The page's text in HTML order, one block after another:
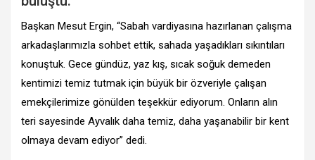
Başkan Mesut Ergin, “Sabah vardiyasına hazırlanan çalışma
arkadaşlarımızla sohbet ettik, sahada yaşadıkları sıkıntıları
konuştuk. Gece gündüz, yaz kış, sıcak soğuk demeden
kentimizi temiz tutmak için büyük bir özveriyle çalışan
emekçilerimize gönülden teşekkür ediyorum. Onların alın
teri sayesinde Ayvalık daha temiz, daha yaşanabilir bir kent
olmaya devam ediyor” dedi.